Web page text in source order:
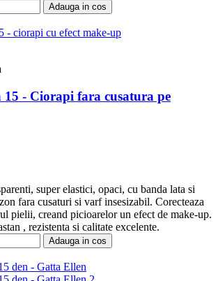
Adauga in cos
- Ciorapi fara cusatura pe
super elastici, opaci, cu banda lata si
fara cusaturi si varf insesizabil. Corecteaza
pielii, creand picioarelor un efect de make-up.
, rezistenta si calitate excelente.
Adauga in cos